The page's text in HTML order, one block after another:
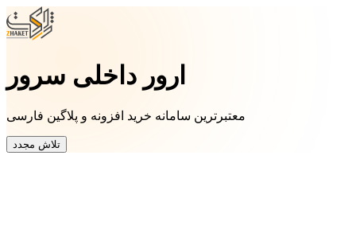
ارور داخلی سرور
معتبرترین سامانه خرید افزونه و پلاگین فارسی
تلاش مجدد